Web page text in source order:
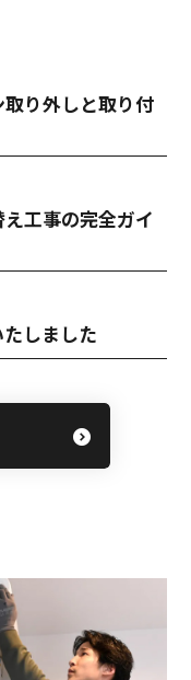
り外しと取り付
工事の完全ガイ
しました